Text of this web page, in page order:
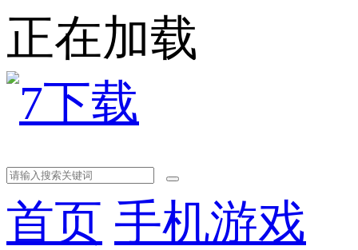
正在加载
首页 手机游戏